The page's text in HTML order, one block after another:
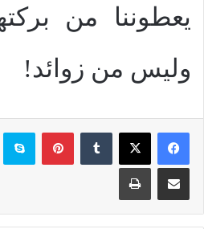
يعطوننا من
وليس من زوائد!
بينتيريست
مشاركة عبر البريد طباعة